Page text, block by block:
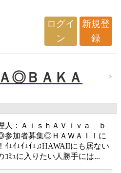
ログイ
ン
新規登
録
◎ＢＡＫＡ
人：ＡｉｓｈＡＶｉｖａ ｂ
参加者募集◎ＨＡＷＡＩＩに
ｲｴｲｴｲｴｲｴ♫HAWAIIにも居ない
ｺﾐｭに入りたい人勝手には...